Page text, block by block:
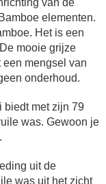
van de
elementen.
Het is een
mooie grijze
mengsel van
onderhoud.
biedt met zijn 79
was. Gewoon je
uit de
was uit het zicht